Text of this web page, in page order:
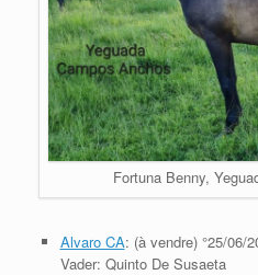
Fortuna Benny,
Alvaro CA: (à vendre) °25/06/
Vader: Quinto De Susaeta